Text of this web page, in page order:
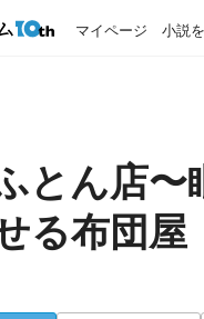
マイページ 小説
とん店〜
る布団屋